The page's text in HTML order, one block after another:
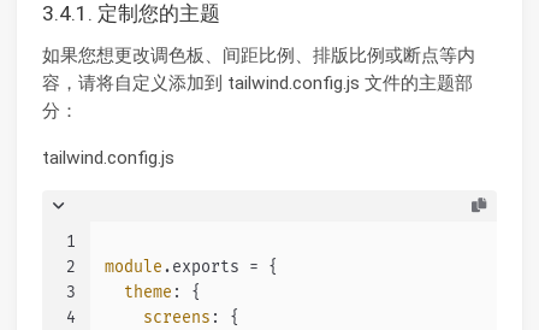
3.4.1. 定制您的主题
如果您想更改调色板、间距比例、排版比例或断点等内
容，请将自定义添加到 tailwind.config.js 文件的主题部
分：
tailwind.config.js
1
2
3
4
module.exports = {
theme : {
screens : {